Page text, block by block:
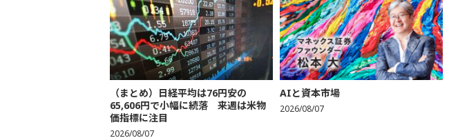
（まとめ）日経平均は76円安の
65,606円で小幅に続落 来週は米物
価指標に注目
2026/08/07
AIと資本市場
2026/08/07